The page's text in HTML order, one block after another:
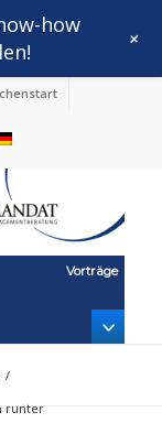
Vorträge
/
runter
how
+